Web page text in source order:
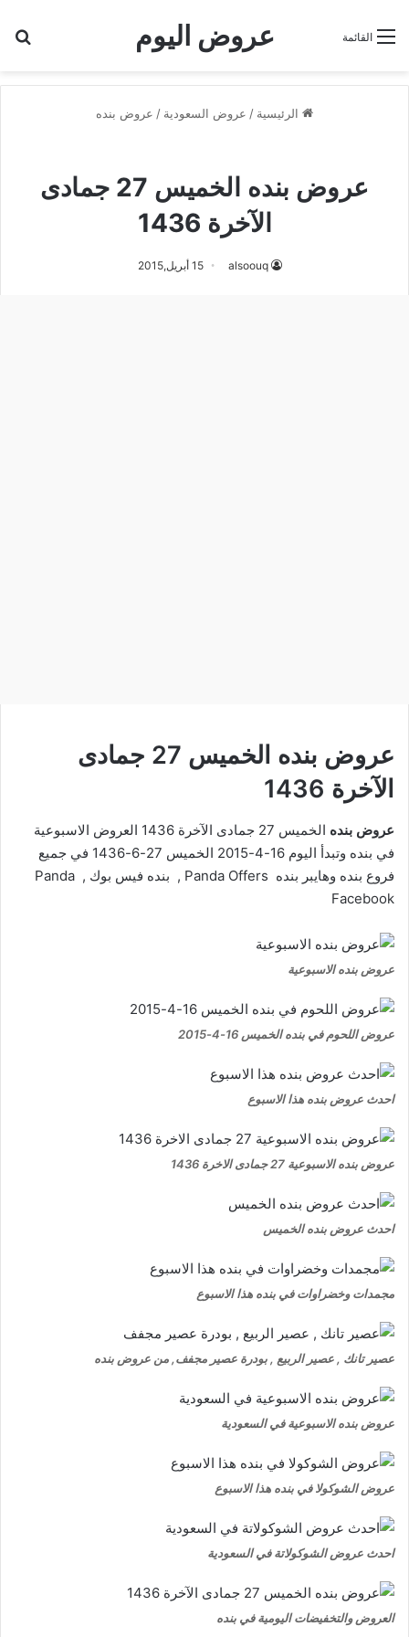
عروض اليوم القائمة
الرئيسية / عروض السعودية / عروض بنده
عروض بنده الخميس 27 جمادى
الآخرة 1436
alsoouq 15 أبريل,2015
عروض بنده الخميس 27 جمادى
الآخرة 1436
عروض بنده
الخميس 27 جمادى الآخرة 1436 العروض الاسبوعية
في بنده وتبدأ اليوم 16-4-2015 الخميس 27-6-1436 في جميع
فروع بنده وهايبر بنده Panda Offers , بنده فيس بوك ,
Panda
Facebook
عروض بنده الاسبوعية
عروض اللحوم في بنده الخميس 16-4-2015
احدث عروض بنده هذا الاسبوع
عروض بنده الاسبوعية 27 جمادى الاخرة 1436
احدث عروض بنده الخميس
مجمدات وخضراوات في بنده هذا الاسبوع
عصير تانك , عصير الربيع , بودرة عصير مجفف, من عروض بنده
عروض بنده الاسبوعية في السعودية
عروض الشوكولا في بنده هذا الاسبوع
احدث عروض الشوكولاتة في السعودية
العروض والتخفيضات اليومية في بنده